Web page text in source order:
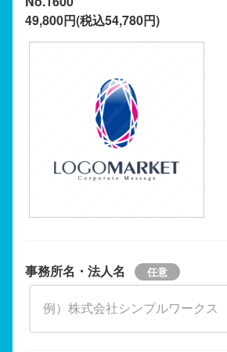
49,800円(税込54,780円)
事務所名・法人名